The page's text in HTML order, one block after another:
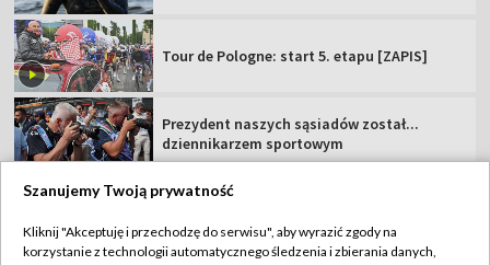
Tour de Pologne: start 5. etapu [ZAPIS]
Prezydent naszych sąsiadów został...
dziennikarzem sportowym
TVP
Szanujemy Twoją prywatność
Kliknij "Akceptuję i przechodzę do serwisu", aby wyrazić zgody na
korzystanie z technologii automatycznego śledzenia i zbierania danych,